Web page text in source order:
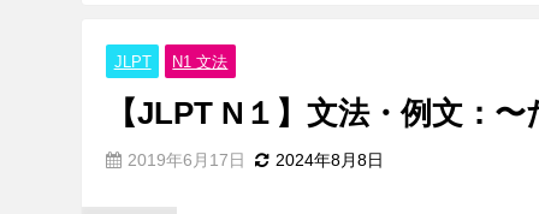
JLPT N1 文法
【JLPT N１】文法・例文：
2019年6月17日 2024年8月8日